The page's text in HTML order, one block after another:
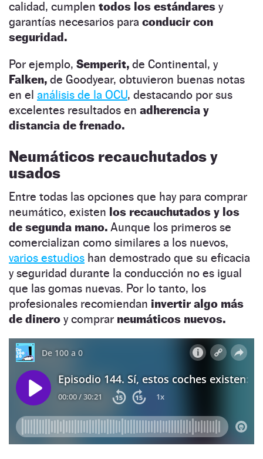
calidad, cumplen todos los estándares y
garantías necesarios para conducir con
seguridad.
Por ejemplo, Semperit, de Continental, y
Falken, de Goodyear, obtuvieron buenas notas
en el análisis de la OCU, destacando por sus
excelentes resultados en adherencia y
distancia de frenado.
Neumáticos recauchutados y
usados
Entre todas las opciones que hay para comprar
neumático, existen los recauchutados y los
de segunda mano. Aunque los primeros se
comercializan como similares a los nuevos,
varios estudios han demostrado que su eficacia
y seguridad durante la conducción no es igual
que las gomas nuevas. Por lo tanto, los
profesionales recomiendan invertir algo más
de dinero y comprar neumáticos nuevos.